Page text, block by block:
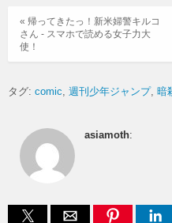
« 帰ってきたっ！新米婦警キルコ
さん - スマホで読める女子力大
使！
タグ: comic 週刊少年ジャンプ 暗
asiamoth: